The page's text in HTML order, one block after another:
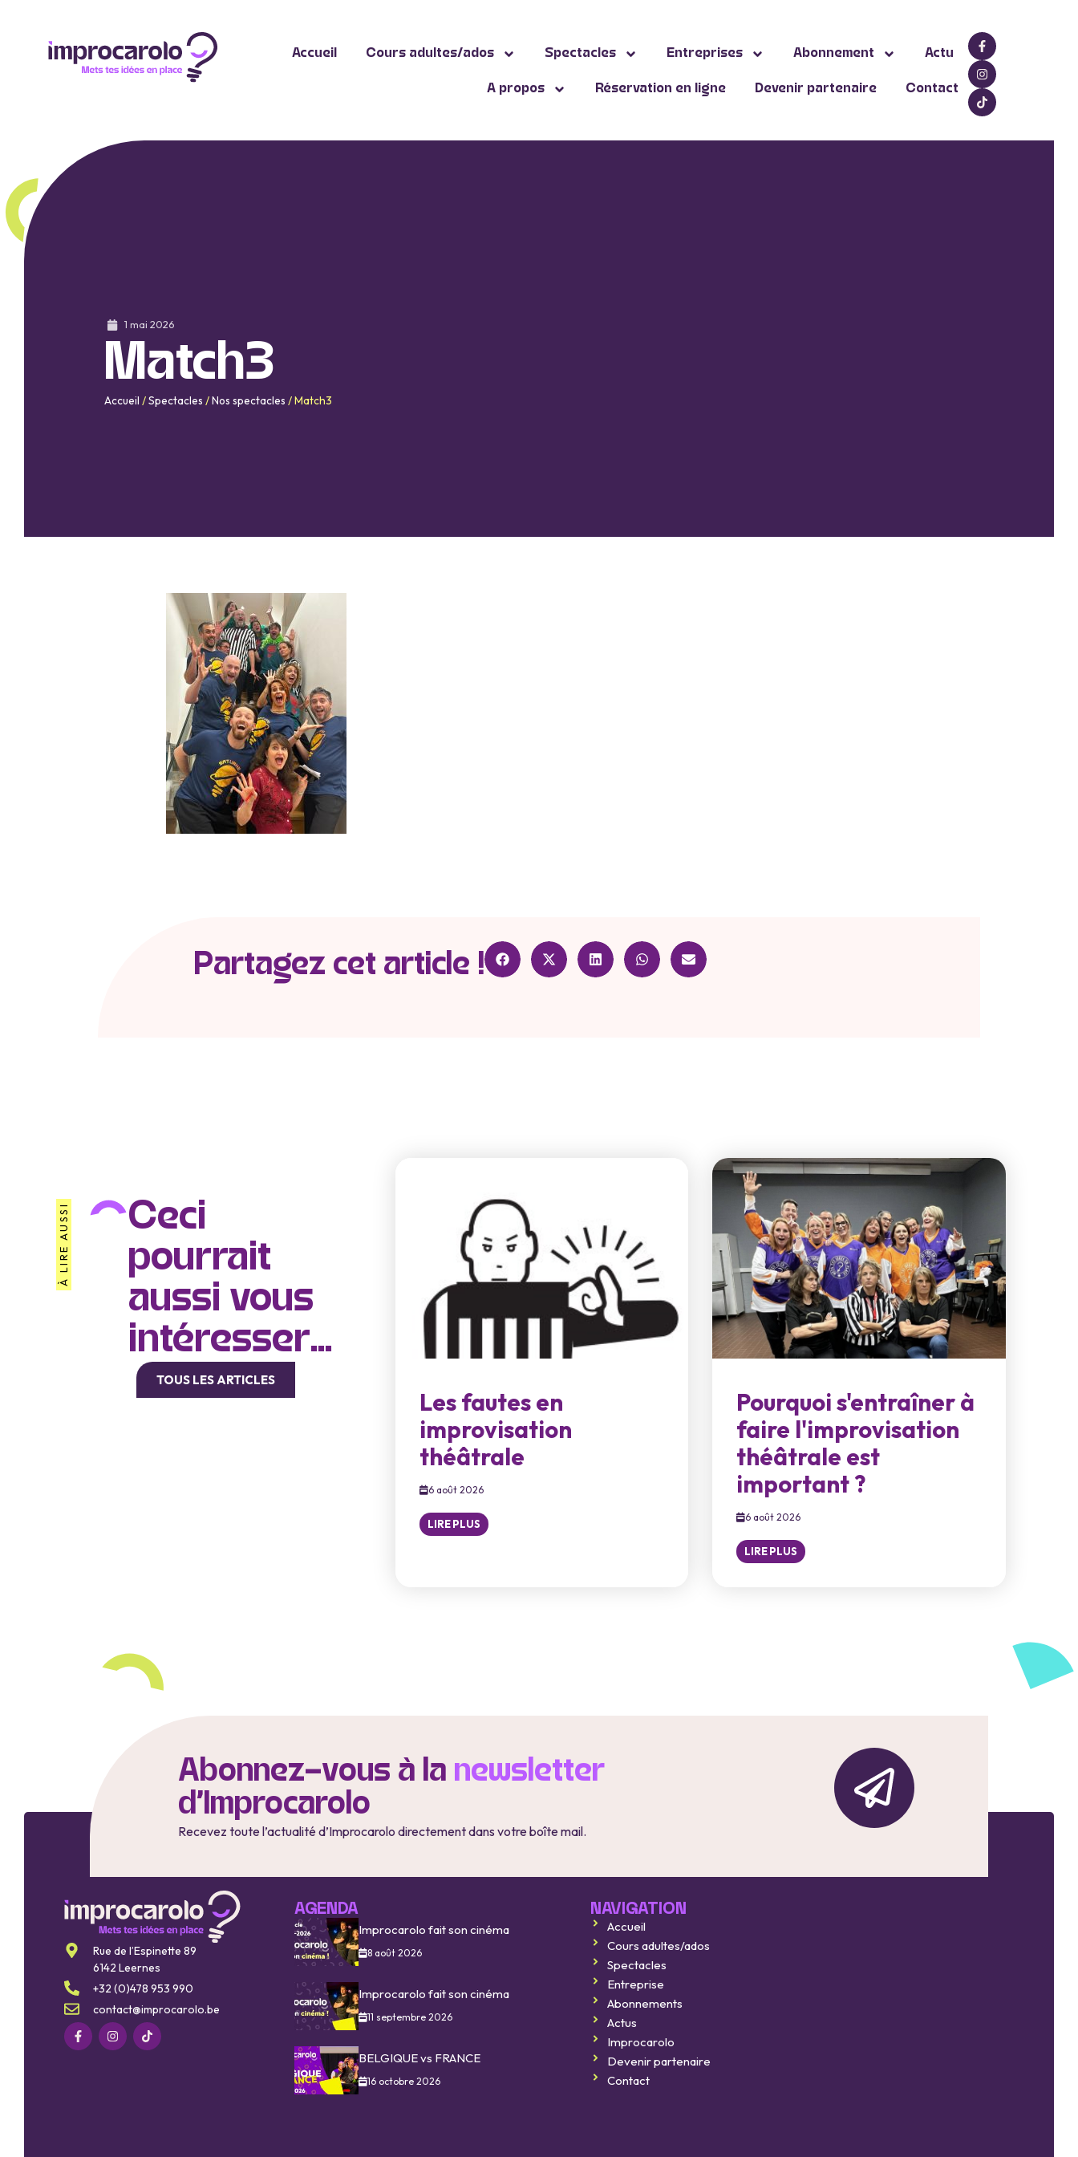
Accueil Cours adultes/ados Spectacles Entreprises Abonnement Actu
A propos Réservation en ligne Devenir partenaire Contact
1 mai 2026
Match3
Accueil /Spectacles /Nos spectacles /Match3
Partagez cet article !
À LIRE AUSSI
Ceci
pourrait
aussi vous
intéresser...
TOUS LES ARTICLES
Les fautes en
improvisation
théâtrale
6 août 2026
LIRE PLUS
Pourquoi s'entraîner à
faire l'improvisation
théâtrale est
important ?
6 août 2026
LIRE PLUS
Abonnez-vous à la newsletter
d'Improcarolo
Recevez toute l’actualité d’Improcarolo directement dans votre boîte mail.
Rue de l’Espinette 89
6142 Leernes
+32 (0)478 953 990
contact@improcarolo.be
AGENDA
Improcarolo fait son cinéma
8 août 2026
Improcarolo fait son cinéma
11 septembre 2026
BELGIQUE vs FRANCE
16 octobre 2026
NAVIGATION
Accueil
Cours adultes/ados
Spectacles
Entreprise
Abonnements
Actus
Improcarolo
Devenir partenaire
Contact